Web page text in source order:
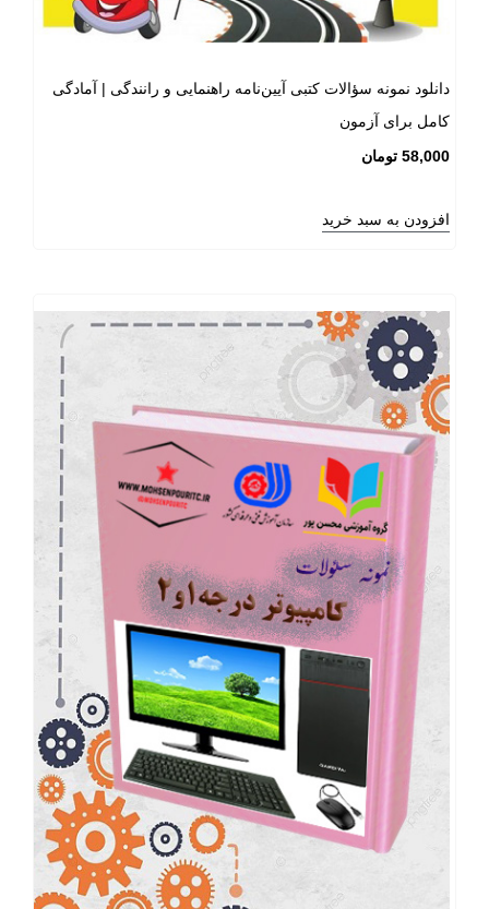
دانلود نمونه سؤالات کتبی آیین‌نامه راهنمایی و رانندگی | آمادگی
کامل برای آزمون
58,000 تومان
افزودن به سبد خرید